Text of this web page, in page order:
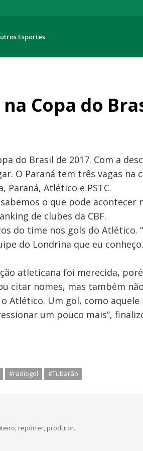
Esportes
Copa do
do Brasil de 2017. Com a
O Paraná tem três vagas na
Atlético e PSTC.
o que pode acontecer
de clubes da CBF.
do time nos gols do Atlético.
do Londrina que eu
atleticana foi merecida,
citar nomes, mas também
Atlético. Um gol, como aquele
um pouco mais”,
#radiogol #Tubarão
repórter, produtor.